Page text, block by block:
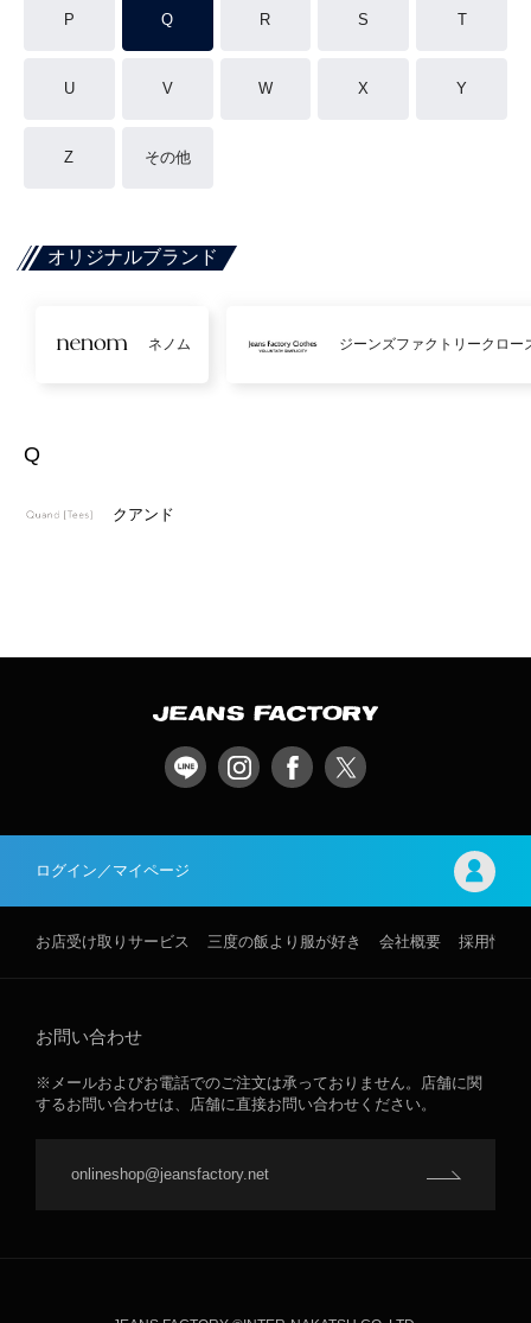
P Q R S T
U V W X Y
Z その他
オリジナルブランド
ネノム ジーンズファクトリークロー
Q
クアンド
ログイン／マイページ
お店受け取りサービス 三度の飯より服が好き 会社概要 採用情報
お問い合わせ
※メールおよびお電話でのご注文は承っておりません。店舗に関
するお問い合わせは、店舗に直接お問い合わせください。
onlineshop@jeansfactory.net